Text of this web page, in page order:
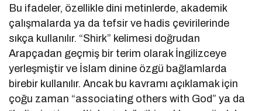
Bu ifadeler, özellikle dini metinlerde, akademik
çalışmalarda ya da tefsir ve hadis çevirilerinde
sıkça kullanılır. “Shirk” kelimesi doğrudan
Arapçadan geçmiş bir terim olarak İngilizceye
yerleşmiştir ve İslam dinine özgü bağlamlarda
birebir kullanılır. Ancak bu kavramı açıklamak için
çoğu zaman “associating others with God” ya da